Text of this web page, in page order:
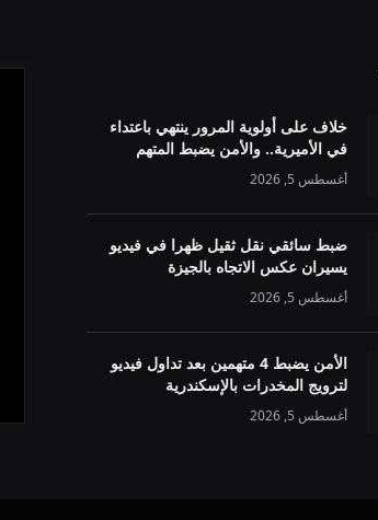
خلاف على أولوية المرور ينتهي باعتداء
في الأميرية.. والأمن يضبط المتهم
أغسطس 5, 2026
ضبط سائقي نقل ثقيل ظهرا في فيديو
يسيران عكس الاتجاه بالجيزة
أغسطس 5, 2026
الأمن يضبط 4 متهمين بعد تداول فيديو
لترويج المخدرات بالإسكندرية
أغسطس 5, 2026